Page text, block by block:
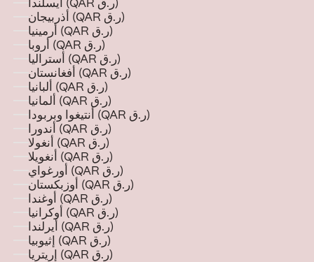
آيسلندا (QAR ر.ق)
أذربيجان (QAR ر.ق)
أرمينيا (QAR ر.ق)
أروبا (QAR ر.ق)
أستراليا (QAR ر.ق)
أفغانستان (QAR ر.ق)
ألبانيا (QAR ر.ق)
ألمانيا (QAR ر.ق)
أنتيغوا وبربودا (QAR ر.ق)
أندورا (QAR ر.ق)
أنغولا (QAR ر.ق)
أنغويلا (QAR ر.ق)
أورغواي (QAR ر.ق)
أوزبكستان (QAR ر.ق)
أوغندا (QAR ر.ق)
أوكرانيا (QAR ر.ق)
أيرلندا (QAR ر.ق)
إثيوبيا (QAR ر.ق)
إريتريا (QAR ر.ق)